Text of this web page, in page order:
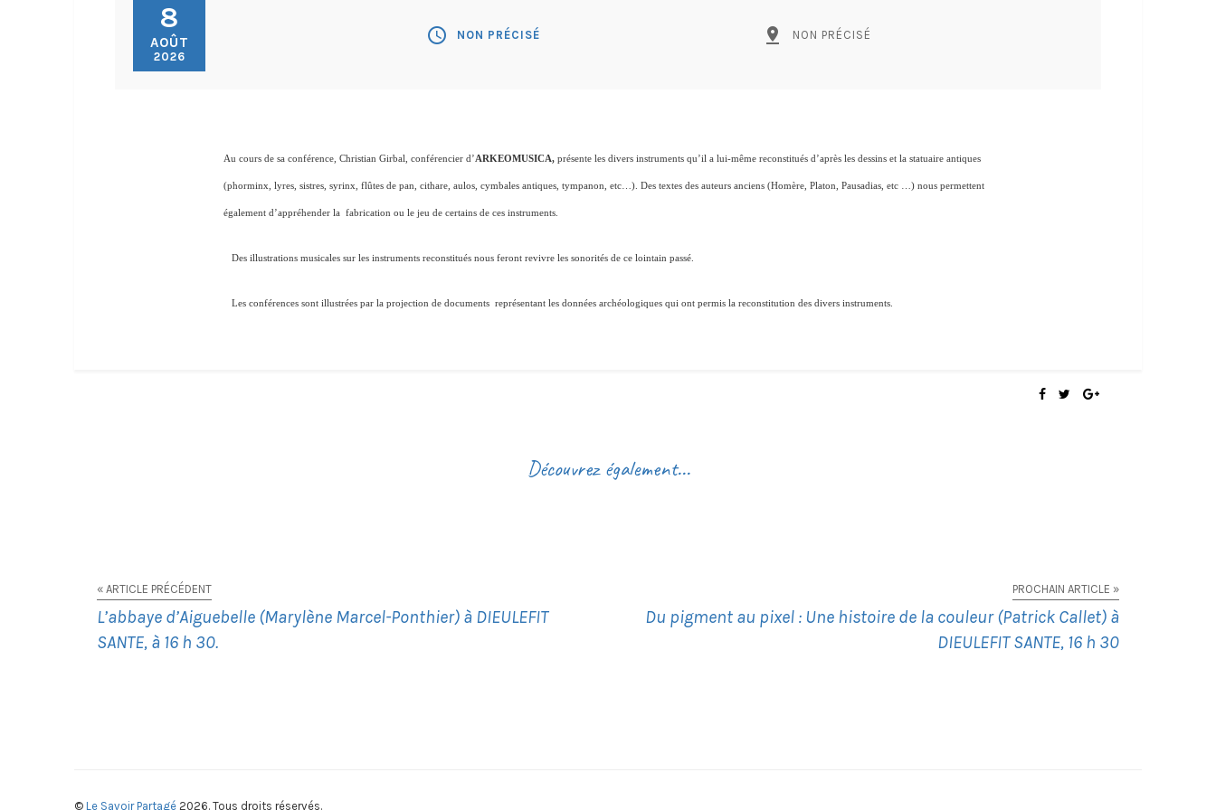
8
AOÛT
2026
schedule NON PRÉCISÉ pin_drop NON PRÉCISÉ
Au cours de sa conférence, Christian Girbal, conférencier d’ARKEOMUSICA,présente les divers instruments qu’il a lui-même reconstitués d’après les dessins et la statuaire antiques
(phorminx, lyres, sistres, syrinx, flûtes de pan, cithare, aulos, cymbales antiques, tympanon, etc…). Des textes des auteurs anciens (Homère, Platon, Pausadias, etc …) nous permettent
également d’appréhender la fabrication ou le jeu de certains de ces instruments.
Des illustrations musicales sur les instruments reconstitués nous feront revivre les sonorités de ce lointain passé.
Les conférences sont illustrées par la projection de documents représentant les données archéologiques qui ont permis la reconstitution des divers instruments.
Découvrez également...
« ARTICLE PRÉCÉDENT
L’abbaye d’Aiguebelle (Marylène Marcel-Ponthier) à DIEULEFIT
SANTE, à 16 h 30.
PROCHAIN ARTICLE »
Du pigment au pixel : Une histoire de la couleur (Patrick Callet) à
DIEULEFIT SANTE, 16 h 30
© Le Savoir Partagé 2026. Tous droits réservés.